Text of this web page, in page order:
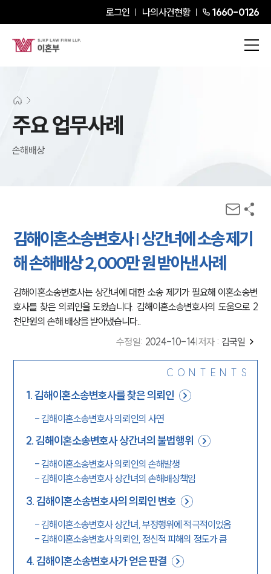
로그인 나의사건현황 1660-0126
주요 업무사례
손해배상
김해이혼소송변호사 | 상간녀에 소송 제기
해 손해배상 2,000만 원 받아낸 사례
김해이혼소송변호사는 상간녀에 대한 소송 제기가 필요해 이혼소송변
호사를 찾은 의뢰인을 도왔습니다. 김해이혼소송변호사의 도움으로 2
천만원의 손해 배상을 받아냈습니다..
수정일: 2024-10-14 저자 : 김국일
CONTENTS
1.김해이혼소송변호사를 찾은 의뢰인
- 김해이혼소송변호사 의뢰인의 사연
2.김해이혼소송변호사 상간녀의 불법행위
- 김해이혼소송변호사 의뢰인의 손해발생
- 김해이혼소송변호사 상간녀의 손해배상책임
3.김해이혼소송변호사의 의뢰인 변호
- 김해이혼소송변호사 상간녀, 부정행위에 적극적이었음
- 김해이혼소송변호사 의뢰인, 정신적 피해의 정도가 큼
4.김해이혼소송변호사가 얻은 판결